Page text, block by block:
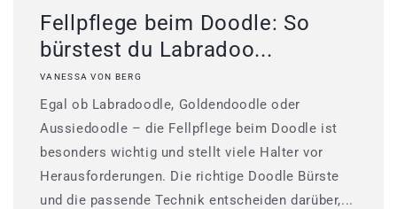
Fellpflege beim Doodle: So
bürstest du Labradoo...
VANESSA VON BERG
Egal ob Labradoodle, Goldendoodle oder
Aussiedoodle – die Fellpflege beim Doodle ist
besonders wichtig und stellt viele Halter vor
Herausforderungen. Die richtige Doodle Bürste
und die passende Technik entscheiden darüber,...